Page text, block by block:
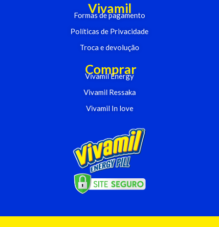
Vivamil
Formas de pagamento
Políticas de Privacidade
Troca e devolução
Comprar
Vivamil Energy
Vivamil Ressaka
Vivamil In love